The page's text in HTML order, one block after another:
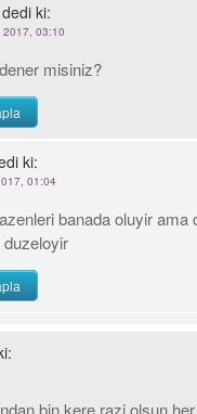
dedi ki:
2017, 03:10
misiniz?
ki:
01:04
banada oluyir ama
bin kere razi olsun